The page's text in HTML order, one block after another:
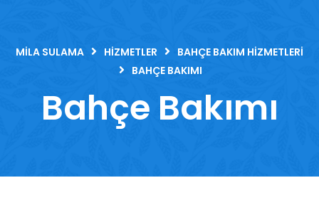
MILA SULAMA HIZMETLER
BAHÇE BAKIM HIZMETLERI
BAHÇE BAKIMI
Bahçe Bakımı